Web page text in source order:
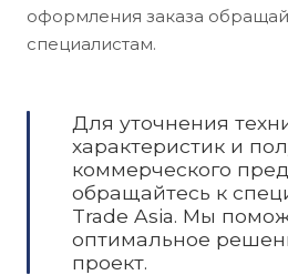
оформления заказа
специалистам.
Для уточнения
характеристик и
коммерческого
обращайтесь к
Trade Asia. Мы
оптимальное
проект.